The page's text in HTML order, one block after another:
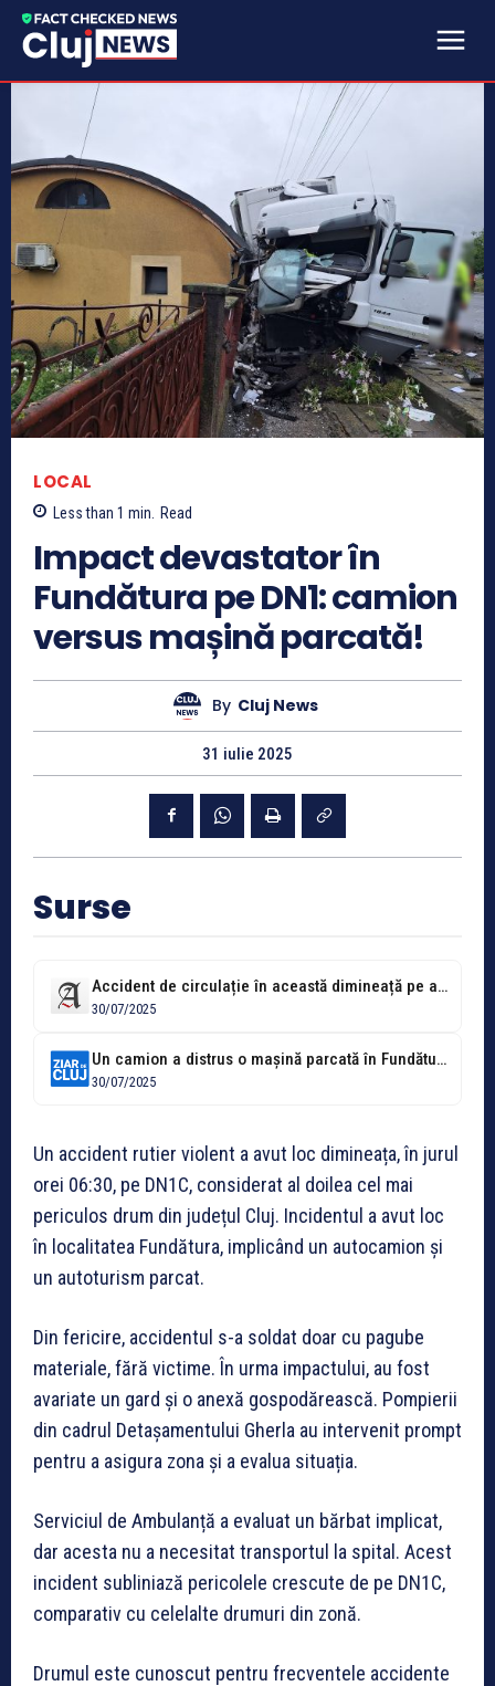
LOCAL
Less than 1 min. Read
Impact devastator în
Fundătura pe DN1: camion
versus mașină parcată!
By Cluj News
31 iulie 2025
Surse
Accident de circulație în această dimineață pe al doilea cel mai periculos...
30/07/2025
Un camion a distrus o mașină parcată în Fundătura
30/07/2025
Un accident rutier violent a avut loc dimineața, în jurul
orei 06:30, pe DN1C, considerat al doilea cel mai
periculos drum din județul Cluj. Incidentul a avut loc
în localitatea Fundătura, implicând un autocamion și
un autoturism parcat.
Din fericire, accidentul s-a soldat doar cu pagube
materiale, fără victime. În urma impactului, au fost
avariate un gard și o anexă gospodărească. Pompierii
din cadrul Detașamentului Gherla au intervenit prompt
pentru a asigura zona și a evalua situația.
Serviciul de Ambulanță a evaluat un bărbat implicat,
dar acesta nu a necesitat transportul la spital. Acest
incident subliniază pericolele crescute de pe DN1C,
comparativ cu celelalte drumuri din zonă.
Drumul este cunoscut pentru frecventele accidente